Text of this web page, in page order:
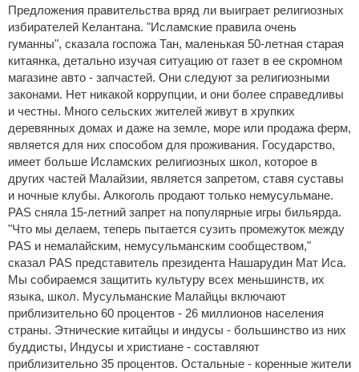
Предложения правительства вряд ли выиграет религиозных
избирателей Келантана. "Исламские правила очень
гуманны", сказала госпожа Тан, маленькая 50-летная старая
китаянка, детально изучая ситуацию от газет в ее скромном
магазине авто - запчастей. Они следуют за религиозными
законами. Нет никакой коррупции, и они более справедливы
и честны. Много сельских жителей живут в хрупких
деревянных домах и даже на земле, море или продажа ферм,
является для них способом для проживания. Государство,
имеет больше Исламских религиозных школ, которое в
других частей Малайзии, является запретом, ставя суставы
и ночные клубы. Алкоголь продают только немусульмане.
PAS сняла 15-летний запрет на популярные игры бильярда.
"Что мы делаем, теперь пытается сузить промежуток между
PAS и немалайским, немусульманским сообществом,"
сказал PAS представитель президента Нашарудин Мат Иса.
Мы собираемся защитить культуру всех меньшинств, их
языка, школ. Мусульманские Малайцы включают
приблизительно 60 процентов - 26 миллионов населения
страны. Этнические китайцы и индусы - большинство из них
буддисты, Индусы и христиане - составляют
приблизительно 35 процентов. Остальные - коренные жители